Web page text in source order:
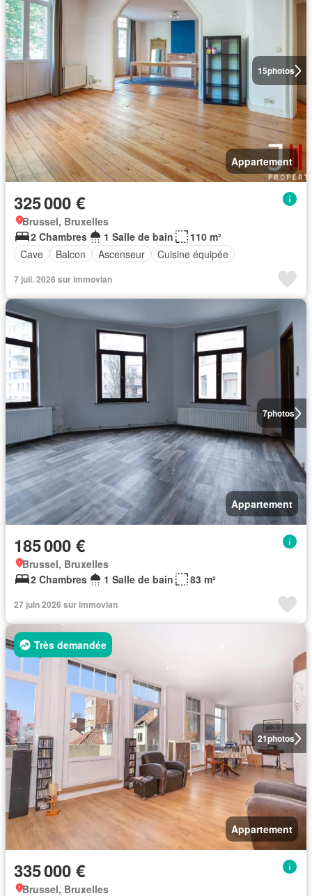
15photos
Appartement
325 000 €
Brussel, Bruxelles
2 Chambres
1 Salle de bain
110 m²
Cave
Balcon Ascenseur Cuisine équipée
7 juil. 2026 sur immovlan
7photos
Appartement
185 000 €
Brussel, Bruxelles
2 Chambres
1 Salle de bain 83 m²
27 juin 2026 sur immovlan
21photos
Très demandée
Appartement
335 000 €
Brussel, Bruxelles